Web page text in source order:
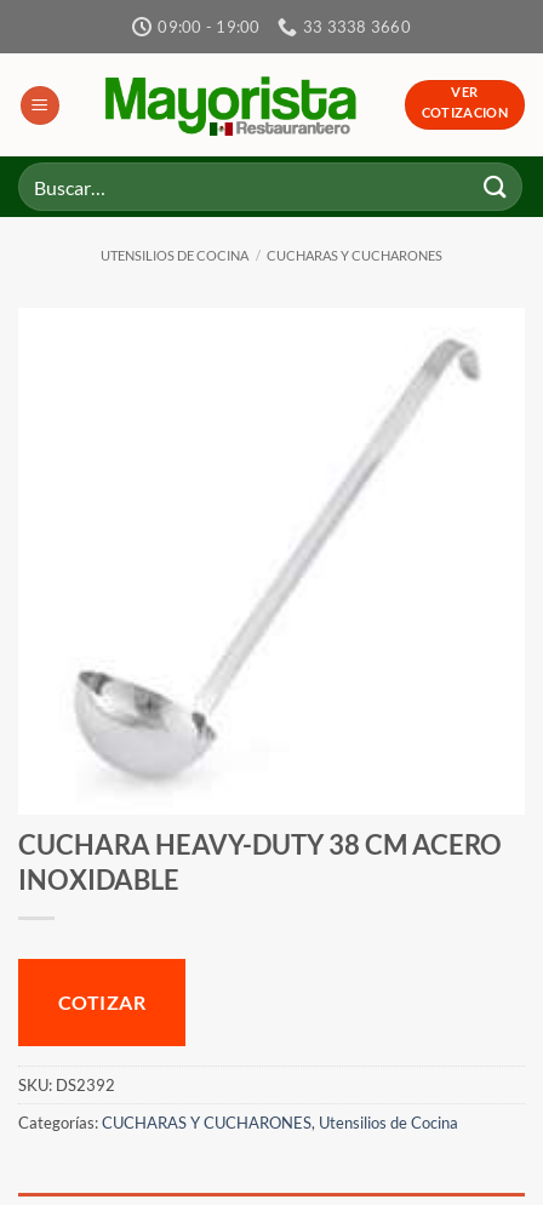
09:00 - 19:00 33 3338 3660
VER
COTIZACION
Buscar
por:
UTENSILIOS DE COCINA / CUCHARAS Y CUCHARONES
CUCHARA HEAVY-DUTY 38 CM ACERO
INOXIDABLE
COTIZAR
SKU: DS2392
Categorías:CUCHARAS Y CUCHARONES, Utensilios de Cocina